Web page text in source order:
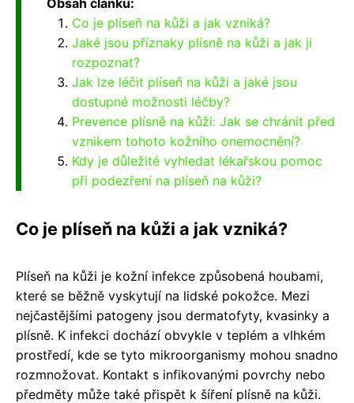
Obsah článku:
Co je plíseň na kůži a jak vzniká?
Jaké jsou příznaky plísně na kůži a jak ji
rozpoznat?
Jak lze léčit plíseň na kůži a jaké jsou
dostupné možnosti léčby?
Prevence plísně na kůži: Jak se chránit před
vznikem tohoto kožního onemocnění?
Kdy je důležité vyhledat lékařskou pomoc
při podezření na plíseň na kůži?
Co je plíseň na kůži a jak vzniká?
Plíseň na kůži je kožní infekce způsobená houbami,
které se běžně vyskytují na lidské pokožce. Mezi
nejčastějšími patogeny jsou dermatofyty, kvasinky a
plísně. K infekci dochází obvykle v teplém a vlhkém
prostředí, kde se tyto mikroorganismy mohou snadno
rozmnožovat. Kontakt s infikovanými povrchy nebo
předměty může také přispět k šíření plísně na kůži.